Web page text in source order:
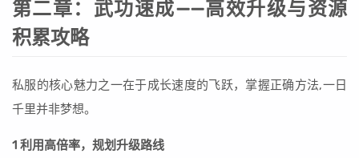
第二章：武功速成——高效升级与资源
积累攻略
私服的核心魅力之一在于成长速度的飞跃，掌握正确方法,一日
千里并非梦想。
1 利用高倍率，规划升级路线